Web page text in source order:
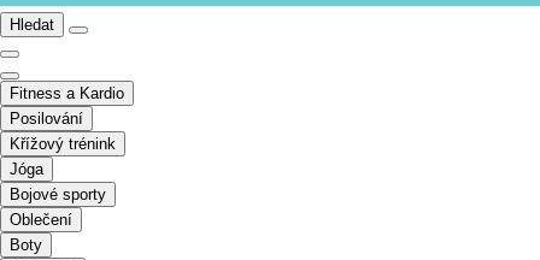
Hledat
Fitness a Kardio
Posilování
Křížový trénink
Jóga
Bojové sporty
Oblečení
Boty